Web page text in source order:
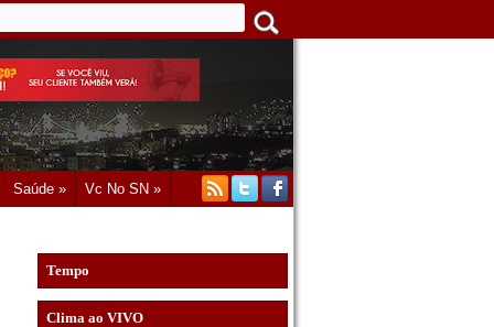
Saúde » Vc No SN »
Tempo
Clima ao VIVO